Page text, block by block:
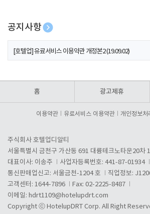
공지사항
[호텔업] 개인정보 처리방침 개정본1 (19.09.02)
[호텔업] 유료서비스 이용약관 개정본2 (19.09.02)
홈 광고제휴
이용약관 유료서비스 이용약관 개인정보처
주식회사 호텔업디알티
서울특별시 금천구 가산동 691 대륭테크노타운20차
대표이사: 이송주
사업자등록번호: 441-87-01934
통신판매업신고: 서울금천-1204 호
직업정보:
고객센터: 1644-7896
Fax: 02-2225-8487
이메일: hdrt1109@hotelupdrt.com
Copyright ⓒ HotelupDRT Corp. All Right